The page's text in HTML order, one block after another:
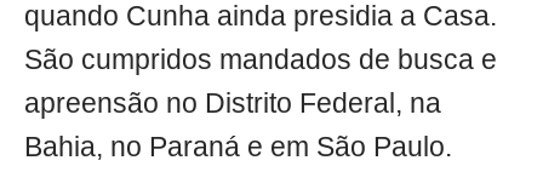
quando Cunha ainda presidia a Casa.
São cumpridos mandados de busca e
apreensão no Distrito Federal, na
Bahia, no Paraná e em São Paulo.